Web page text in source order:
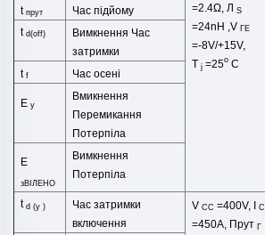
=2.4Ω,ЛS
=24nH ,VГЕ
=-8V/+15V,
Tj=25o C
tпрут Час підйому
td(off) Вимкнення Час
затримки
tf Час осені
Еу
Вмикнення
Перемикання
Потерпіла
Е
зВІЛЕНО
Вимкнення
Потерпіла
td(у)
Час затримки
включення
VCC=400V, IC
=450A, ПрутГ